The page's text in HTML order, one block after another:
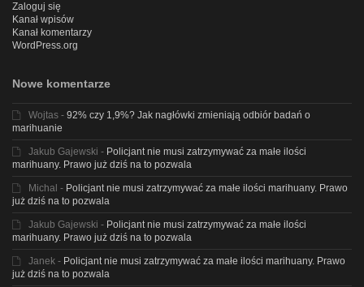
Zaloguj się
Kanał wpisów
Kanał komentarzy
WordPress.org
Nowe komentarze
Wojtas - 92% czy 1,9%? Jak nagłówki zmieniają odbiór badań o
marihuanie
Jakub Gajewski - Policjant nie musi zatrzymywać za małe ilości
marihuany. Prawo już dziś na to pozwala
Michal - Policjant nie musi zatrzymywać za małe ilości marihuany. Prawo
już dziś na to pozwala
Jakub Gajewski - Policjant nie musi zatrzymywać za małe ilości
marihuany. Prawo już dziś na to pozwala
Janek - Policjant nie musi zatrzymywać za małe ilości marihuany. Prawo
już dziś na to pozwala